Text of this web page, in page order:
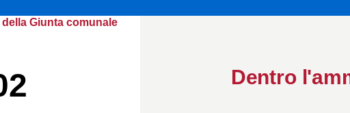
Giunta comunale
Dentro